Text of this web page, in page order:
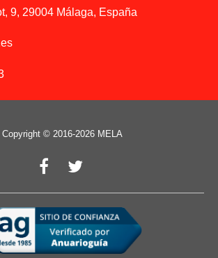
9, 29004 Málaga, España
Copyright © 2016-2026 MELA